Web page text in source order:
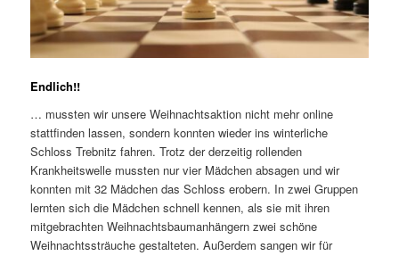
Endlich!!
… mussten wir unsere Weihnachtsaktion nicht mehr online
stattfinden lassen, sondern konnten wieder ins winterliche
Schloss Trebnitz fahren. Trotz der derzeitig rollenden
Krankheitswelle mussten nur vier Mädchen absagen und wir
konnten mit 32 Mädchen das Schloss erobern. In zwei Gruppen
lernten sich die Mädchen schnell kennen, als sie mit ihren
mitgebrachten Weihnachtsbaumanhängern zwei schöne
Weihnachtssträuche gestalteten. Außerdem sangen wir für